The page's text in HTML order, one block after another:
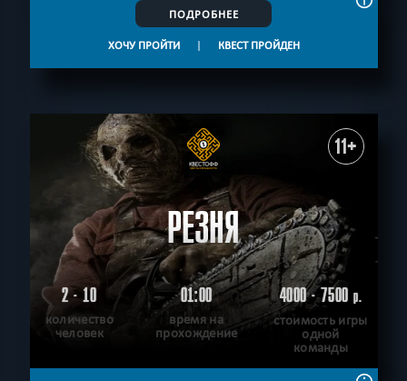
ПОДРОБНЕЕ
ХОЧУ ПРОЙТИ | КВЕСТ ПРОЙДЕН
11+
РЕЗНЯ
2 - 10
количество
человек
01:00
время на
прохождение
4000 - 7500р.
стоимость игры
одной
команды